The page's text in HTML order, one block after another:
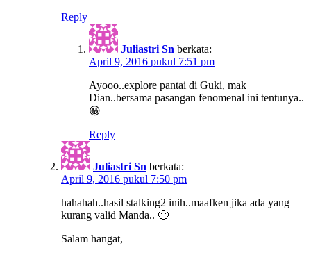
Reply
Juliastri Sn berkata:
April 9, 2016 pukul 7:51 pm
Ayooo..explore pantai di Guki, mak
Dian..bersama pasangan fenomenal ini tentunya..
😀
Reply
Juliastri Sn berkata:
April 9, 2016 pukul 7:50 pm
hahahah..hasil stalking2 inih..maafken jika ada yang
kurang valid Manda.. 🙂
Salam hangat,